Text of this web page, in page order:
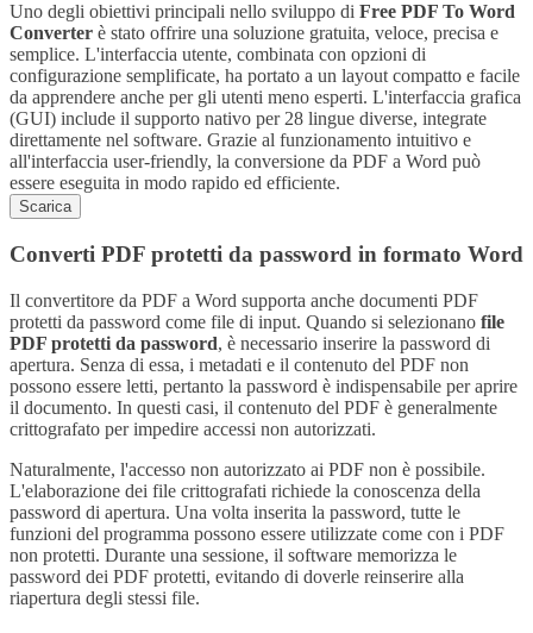
Uno degli obiettivi principali nello sviluppo di Free PDF To Word
Converter è stato offrire una soluzione gratuita, veloce, precisa e
semplice. L'interfaccia utente, combinata con opzioni di
configurazione semplificate, ha portato a un layout compatto e facile
da apprendere anche per gli utenti meno esperti. L'interfaccia grafica
(GUI) include il supporto nativo per 28 lingue diverse, integrate
direttamente nel software. Grazie al funzionamento intuitivo e
all'interfaccia user-friendly, la conversione da PDF a Word può
essere eseguita in modo rapido ed efficiente.
Scarica
Converti PDF protetti da password in formato Word
Il convertitore da PDF a Word supporta anche documenti PDF
protetti da password come file di input. Quando si selezionano file
PDF protetti da password, è necessario inserire la password di
apertura. Senza di essa, i metadati e il contenuto del PDF non
possono essere letti, pertanto la password è indispensabile per aprire
il documento. In questi casi, il contenuto del PDF è generalmente
crittografato per impedire accessi non autorizzati.
Naturalmente, l'accesso non autorizzato ai PDF non è possibile.
L'elaborazione dei file crittografati richiede la conoscenza della
password di apertura. Una volta inserita la password, tutte le
funzioni del programma possono essere utilizzate come con i PDF
non protetti. Durante una sessione, il software memorizza le
password dei PDF protetti, evitando di doverle reinserire alla
riapertura degli stessi file.